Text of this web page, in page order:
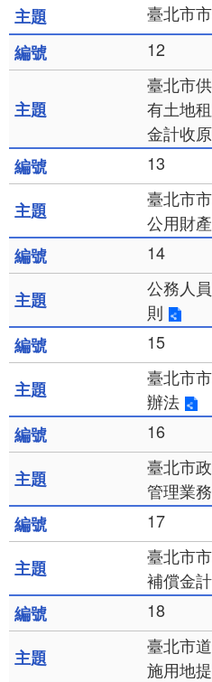
臺北市
12
臺北市
有土地
金計收
13
臺北市
公用財
14
公務人
則
15
臺北市
辦法
16
臺北市
管理業
17
臺北市
補償金
18
臺北市
施用地